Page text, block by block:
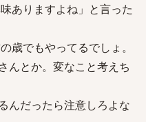
ありますよね」と言った
歳でもやってるでしょ。
とか。変なこと考えち
だったら注意しろよな